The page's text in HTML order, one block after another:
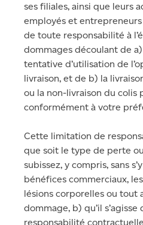
ses filiales, ainsi que leurs
employés et
de toute responsabilité à
dommages découlant de
tentative d’utilisation de
livraison, et de b) la
ou la non-livraison du colis
conformément à votre
Cette limitation de
que soit le type de perte
subissez, y compris, sans
bénéfices commerciaux,
lésions corporelles ou
dommage, b) qu’il s’agisse
responsabilité